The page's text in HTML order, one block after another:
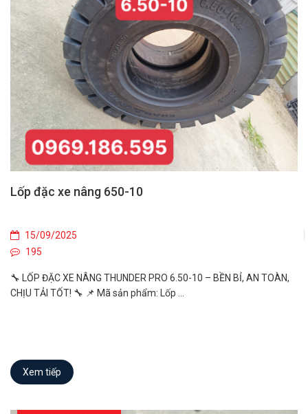
Lốp đặc xe nâng 650-10
15/09/2025
195
🔧 LỐP ĐẶC XE NÂNG THUNDER PRO 6.50-10 – BỀN BỈ, AN TOÀN,
CHỊU TẢI TỐT! 🔧 📌 Mã sản phẩm: Lốp ...
Xem tiếp